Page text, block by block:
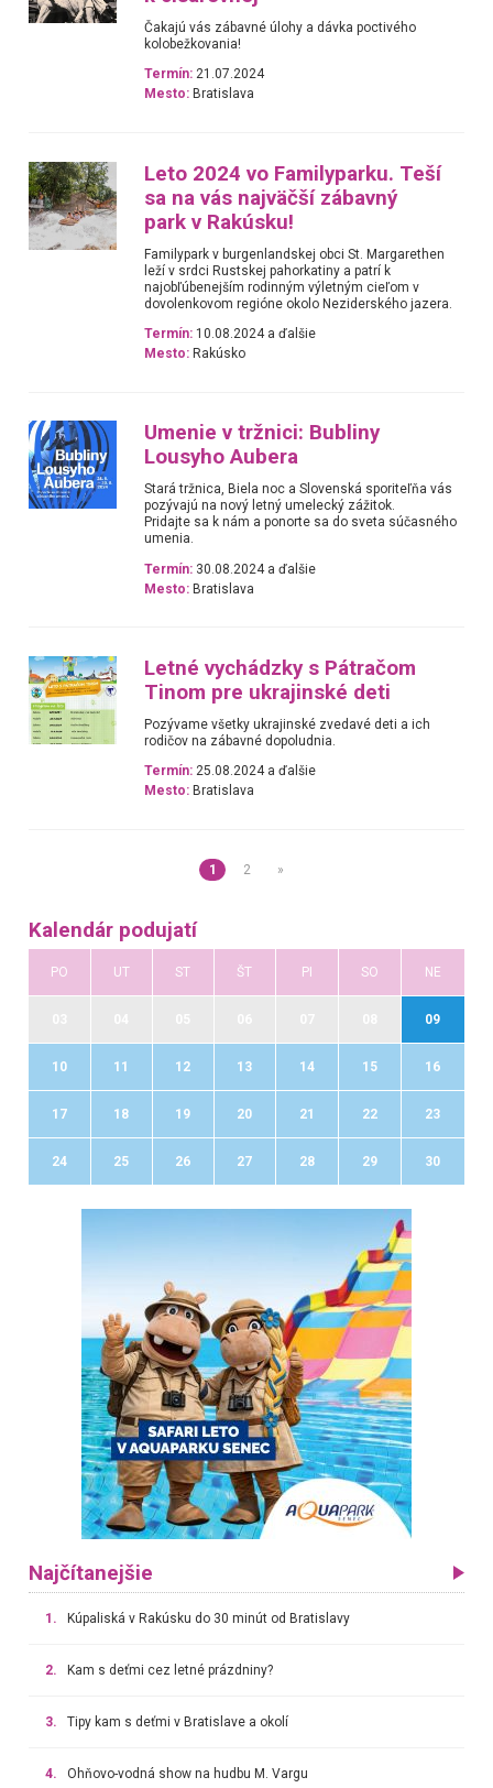
Čakajú vás zábavné úlohy a dávka poctivého
kolobežkovania!
Termín: 21.07.2024
Mesto: Bratislava
Leto 2024 vo Familyparku. Teší
sa na vás najväčší zábavný
park v Rakúsku!
Familypark v burgenlandskej obci St. Margarethen
leží v srdci Rustskej pahorkatiny a patrí k
najobľúbenejším rodinným výletným cieľom v
dovolenkovom regióne okolo Neziderského jazera.
Termín: 10.08.2024 a ďalšie
Mesto: Rakúsko
Umenie v tržnici: Bubliny
Lousyho Aubera
Stará tržnica, Biela noc a Slovenská sporiteľňa vás
pozývajú na nový letný umelecký zážitok.
Pridajte sa k nám a ponorte sa do sveta súčasného
umenia.
Termín: 30.08.2024 a ďalšie
Mesto: Bratislava
Letné vychádzky s Pátračom
Tinom pre ukrajinské deti
Pozývame všetky ukrajinské zvedavé deti a ich
rodičov na zábavné dopoludnia.
Termín: 25.08.2024 a ďalšie
Mesto: Bratislava
1 2 »
Kalendár podujatí
PO UT ST ŠT PI SO NE
09
10 11 12 13 14 15 16
17 18 19 20 21 22 23
24 25 26 27 28 29 30
Najčítanejšie
1. Kúpaliská v Rakúsku do 30 minút od Bratislavy
2. Kam s deťmi cez letné prázdniny?
3. Tipy kam s deťmi v Bratislave a okolí
4. Ohňovo-vodná show na hudbu M. Vargu